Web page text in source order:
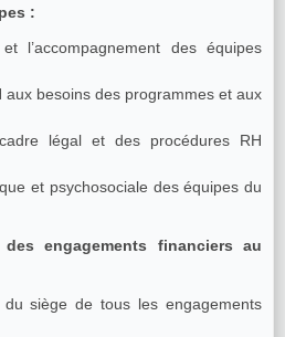
:
l’accompagnement des équipes
aux besoins des programmes et aux
légal et des procédures RH
et psychosociale des équipes du
engagements financiers au
siège de tous les engagements